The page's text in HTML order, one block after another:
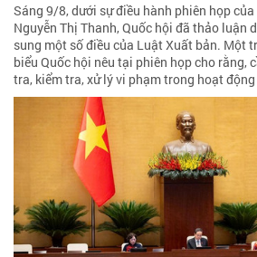
Sáng 9/8, dưới sự điều hành phiên họp
Nguyễn Thị Thanh, Quốc hội đã thảo luận
sung một số điều của Luật Xuất bản. Một
biểu Quốc hội nêu tại phiên họp cho rằng,
tra, kiểm tra, xử lý vi phạm trong hoạt